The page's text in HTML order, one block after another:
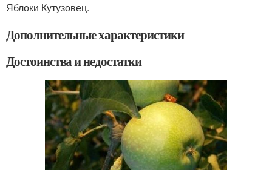
Яблоки Кутузовец.
Дополнительные характеристики
Достоинства и недостатки